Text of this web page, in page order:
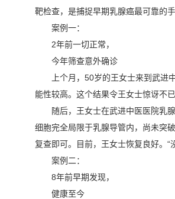
靶检查，是捕捉早期乳腺癌最可靠的
案例一：
2年前一切正常，
今年筛查意外确诊
上个月，50岁的王女士来到武
能性较高。这个结果令王女士惊讶不
随后，王女士在武进中医医院乳
细胞完全局限于乳腺导管内，尚未突
复查即可。目前，王女士恢复良好。
案例二：
8年前早期发现，
健康至今